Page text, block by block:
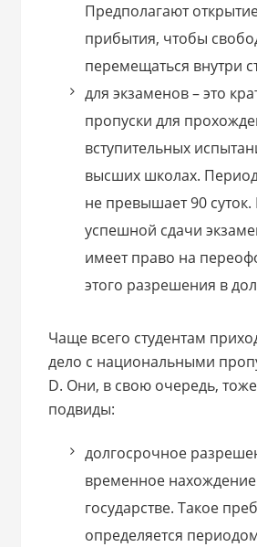
Предполагают
прибытия, чтобы
перемещаться внутри
для экзаменов – это
пропуски для
вступительных
высших школах.
не превышает 90 суток.
успешной сдачи
имеет право на
этого разрешения в
Чаще всего студентам
дело с национальными
D. Они, в свою очередь,
подвиды:
долгосрочное
временное
государстве. Такое
определяется